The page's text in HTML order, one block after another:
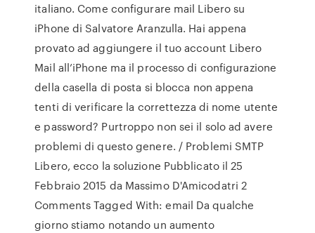
italiano. Come configurare mail Libero su
iPhone di Salvatore Aranzulla. Hai appena
provato ad aggiungere il tuo account Libero
Mail all’iPhone ma il processo di configurazione
della casella di posta si blocca non appena
tenti di verificare la correttezza di nome utente
e password? Purtroppo non sei il solo ad avere
problemi di questo genere. / Problemi SMTP
Libero, ecco la soluzione Pubblicato il 25
Febbraio 2015 da Massimo D'Amicodatri 2
Comments Tagged With: email Da qualche
giorno stiamo notando un aumento